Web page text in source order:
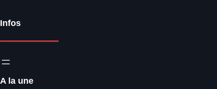
Infos
A la une